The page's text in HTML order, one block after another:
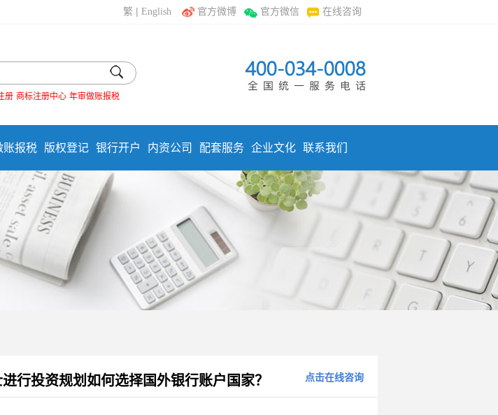
繁 |English 官方微博 官方微信 在线咨询
册 商标注册中心 年审做账报税
账报税 版权登记 银行开户 内资公司 配套服务 企业文化 联系我们
行投资规划如何选择国外银行账户国家？ 点击在线咨询